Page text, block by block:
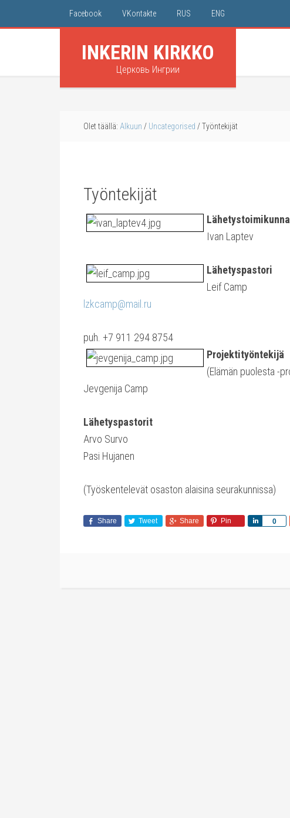
Facebook VKontakte RUS ENG
INKERIN KIRKKO
Церковь Ингрии
Olet täällä: Alkuun / Uncategorised /Työntekijät
Työntekijät
Ivan Laptev
Lähetyspastori
Leif Camp
lzkcamp@mail.ru
puh. +7 911 294 8754
Projektityöntekijä
(Elämän puolesta -
Jevgenija Camp
Lähetyspastorit
Arvo Survo
Pasi Hujanen
(Työskentelevät osaston alaisina seurakunnissa)
Share Tweet Share Pin 0
Share